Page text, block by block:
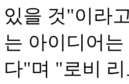
있을 것"이라
는 아이디어
다"며 "로비